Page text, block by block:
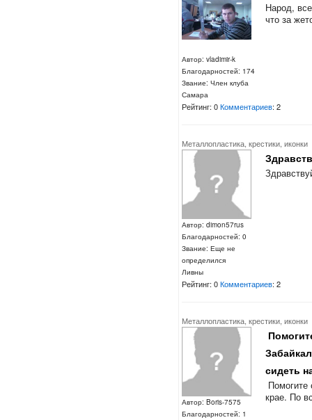
Автор: vladimir-k
Благодарностей: 174
Звание: Член клуба
Самара
Народ,
что за
Рейтинг: 0Комментариев: 2
Металлопластика, крестики, иконки
Автор: dimon57rus
Благодарностей: 0
Звание: Еще не
определился
Ливны
Рейтинг: 0Комментариев: 2
Металлопластика, крестики, иконки
Автор: Boris-7575
Благодарностей: 1
сидеть
крае. По